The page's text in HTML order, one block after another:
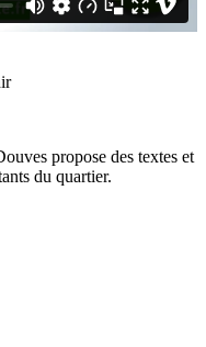
propose des textes et
du quartier.